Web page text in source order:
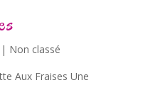
| Non classé
Aux Fraises Une